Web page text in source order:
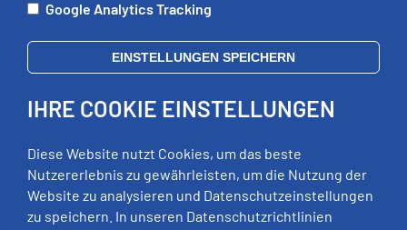
Di:
09:00 - 12:00 Uhr, 13:00 - 18:00 Uhr
Mi:
geschlossen
Fr:
09:00 - 12:00 Uhr
RECHTLICHES
Google Analytics Tracking
EINSTELLUNGEN SPEICHERN
IHRE COOKIE EINSTELLUNGEN
Diese Website nutzt Cookies, um das beste
Nutzererlebnis zu gewährleisten, um die Nutzung der
Website zu analysieren und Datenschutzeinstellungen
zu speichern. In unseren Datenschutzrichtlinien